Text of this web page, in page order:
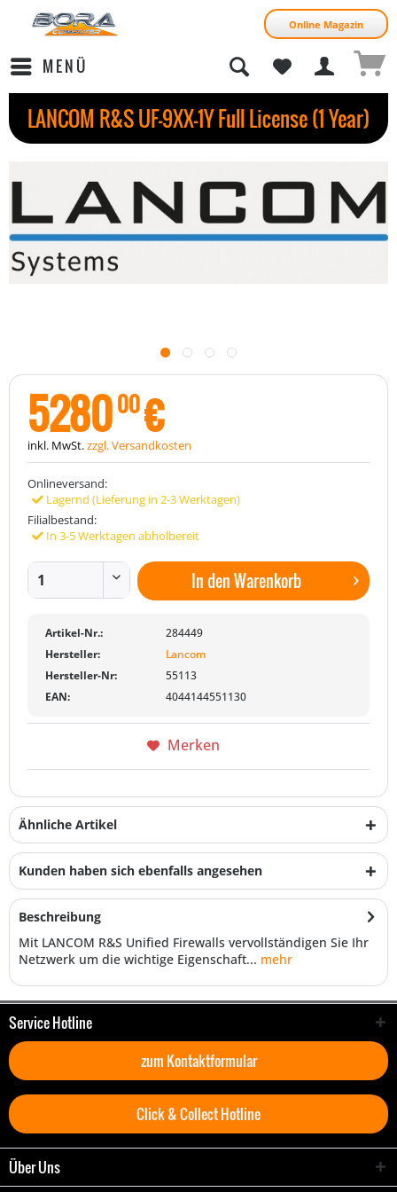
Online Magazin
MENÜ
LANCOM R&S UF-9XX-1Y Full License (1 Year)
528000€
inkl. MwSt.zzgl. Versandkosten
Onlineversand:
Lagernd (Lieferung in 2-3 Werktagen)
Filialbestand:
In 3-5 Werktagen abholbereit
In denWarenkorb
Artikel-Nr.:
284449
Hersteller:
Lancom
Hersteller-Nr:
55113
EAN:
4044144551130
Merken
Ähnliche Artikel
Kunden haben sich ebenfalls angesehen
Beschreibung
Mit LANCOM R&S Unified Firewalls vervollständigen Sie Ihr
Netzwerk um die wichtige Eigenschaft... mehr
Service Hotline
zum Kontaktformular
Click & Collect Hotline
Über Uns